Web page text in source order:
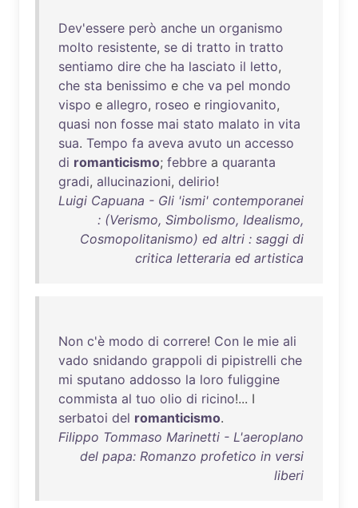
Dev'essere però anche un organismo
molto resistente, se di tratto in tratto
sentiamo dire che ha lasciato il letto,
che sta benissimo e che va pel mondo
vispo e allegro, roseo e ringiovanito,
quasi non fosse mai stato malato in vita
sua. Tempo fa aveva avuto un accesso
di romanticismo; febbre a quaranta
gradi, allucinazioni, delirio!
Luigi Capuana - Gli 'ismi' contemporanei
: (Verismo, Simbolismo, Idealismo,
Cosmopolitanismo) ed altri : saggi di
critica letteraria ed artistica
Non c'è modo di correre! Con le mie ali
vado snidando grappoli di pipistrelli che
mi sputano addosso la loro fuliggine
commista al tuo olio di ricino!... I
serbatoi del romanticismo.
Filippo Tommaso Marinetti - L'aeroplano
del papa: Romanzo profetico in versi
liberi